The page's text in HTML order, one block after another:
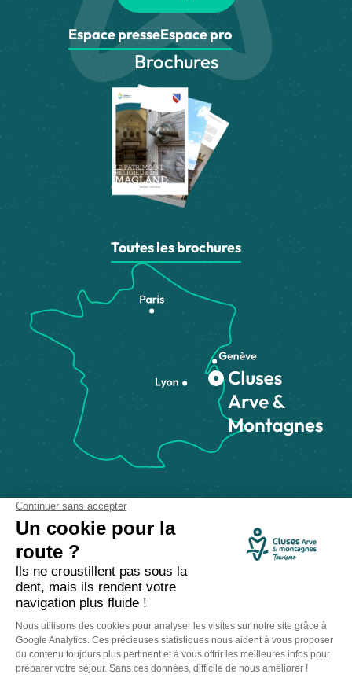
Espace presseEspace pro
Brochures
Toutes les brochures
Comment venir ?
Made with by IRIS Interactive
Mentions légales - Politique de confidentialité
Accessibilité numérique
conditions d'utilisationde Google s'appliquent.